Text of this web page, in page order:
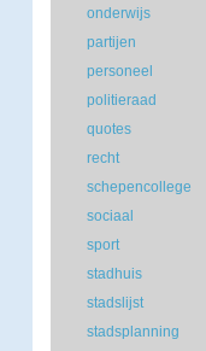
onderwijs
partijen
personeel
politieraad
quotes
recht
schepencollege
sociaal
sport
stadhuis
stadslijst
stadsplanning